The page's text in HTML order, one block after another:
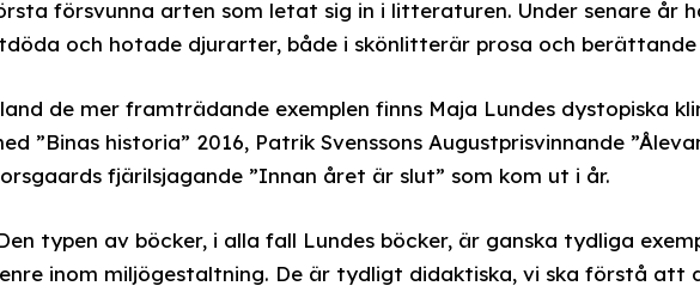
försvunna arten som letat sig in i litteraturen. Under senare år
och hotade djurarter, både i skönlitterär prosa och
de mer framträdande exemplen finns Maja Lundes dystopiska
”Binas historia” 2016, Patrik Svenssons Augustprisvinnande
fjärilsjagande ”Innan året är slut” som kom ut i år.
typen av böcker, i alla fall Lundes böcker, är ganska tydliga
inom miljögestaltning. De är tydligt didaktiska, vi ska förstå